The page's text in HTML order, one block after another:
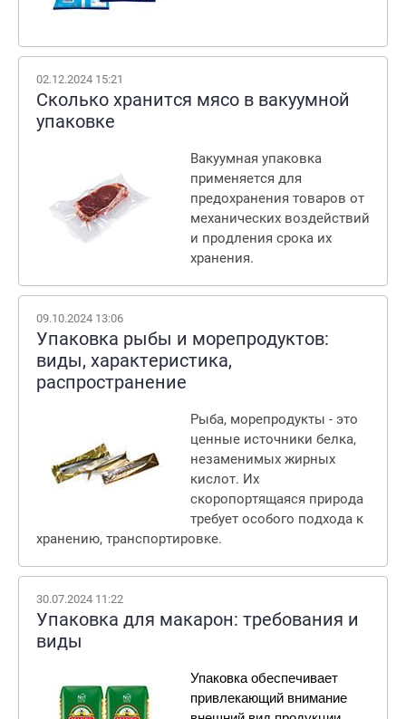
02.12.2024 15:21
Сколько хранится мясо в вакуумной
упаковке
Вакуумная упаковка
применяется для
предохранения товаров от
механических воздействий
и продления срока их
хранения.
09.10.2024 13:06
Упаковка рыбы и морепродуктов:
виды, характеристика,
распространение
Рыба, морепродукты - это
ценные источники белка,
незаменимых жирных
кислот. Их
скоропортящаяся природа
требует особого подхода к
хранению, транспортировке.
30.07.2024 11:22
Упаковка для макарон: требования и
виды
Упаковка обеспечивает
привлекающий внимание